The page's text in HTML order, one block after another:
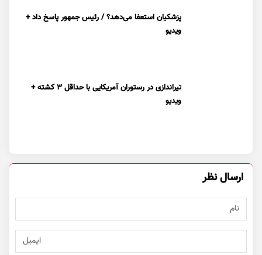
پزشکیان استعفا می‌دهد؟ / رئیس جمهور پاسخ داد +
ویدیو
تیراندازی در رستوران آمریکایی با حداقل ۳ کشته +
ویدیو
ارسال نظر